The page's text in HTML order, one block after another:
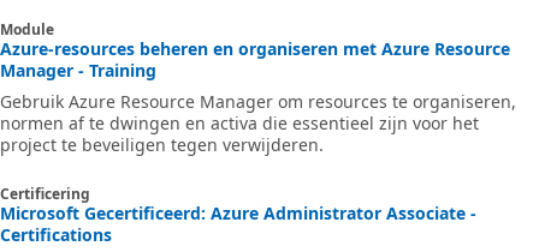
Module
Azure-resources beheren en organiseren met Azure Resource
Manager - Training
Gebruik Azure Resource Manager om resources te organiseren,
normen af te dwingen en activa die essentieel zijn voor het
project te beveiligen tegen verwijderen.
Certificering
Microsoft Gecertificeerd: Azure Administrator Associate -
Certifications